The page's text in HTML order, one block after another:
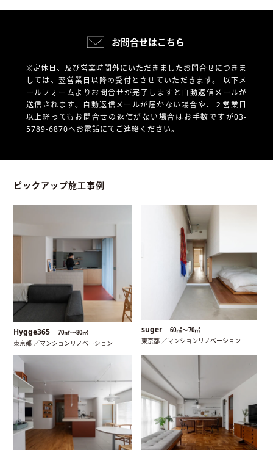
お問合せはこちら
※定休日、及び営業時間外にいただきましたお問合せにつきま
しては、翌営業日以降の受付とさせていただきます。 以下メ
ールフォームよりお問合せが完了しますと自動返信メールが
送信されます。自動返信メールが届かない場合や、
２営業日
以上経ってもお問合せの返信がない場合はお手数ですが03-
5789-6870へお電話にてご連絡ください。
ピックアップ施工事例
Hygge365 70㎡〜80㎡
東京都 ／マンションリノベーション
suger 60㎡〜70㎡
東京都 ／マンションリノベーション